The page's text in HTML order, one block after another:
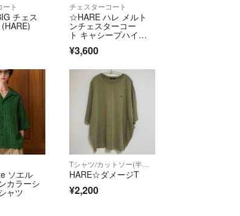
1～3日以内に発送します。
は商品の写真の送付をもって確認させて
おりますが、万一ご注文の商品と内容が
みなど品質上の問題があった場合には、
で電話もしくはメールにて御連絡くださ
いいただいた全金額（送料含む）をご返
る返品・交換はお受けできません。
せていただきます。
＝
公式パートナーの株式会社メルティング
ます。
ト
チェス
チェスターコート
☆HARE ハレ メルト
ンチェスターコー
ト キャシープハイラ
ンドウール
¥3,600
ソエル
カラーシ
ャツ
HARE☆ダメージT
¥2,200